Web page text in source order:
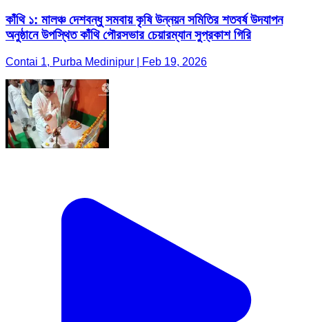
কাঁথি ১: মালঞ্চ দেশবন্ধু সমবায় কৃষি উন্নয়ন সমিতির শতবর্ষ উদযাপন
অনুষ্ঠানে উপস্থিত কাঁথি পৌরসভার চেয়ারম্যান সুপ্রকাশ গিরি
Contai 1, Purba Medinipur | Feb 19, 2026